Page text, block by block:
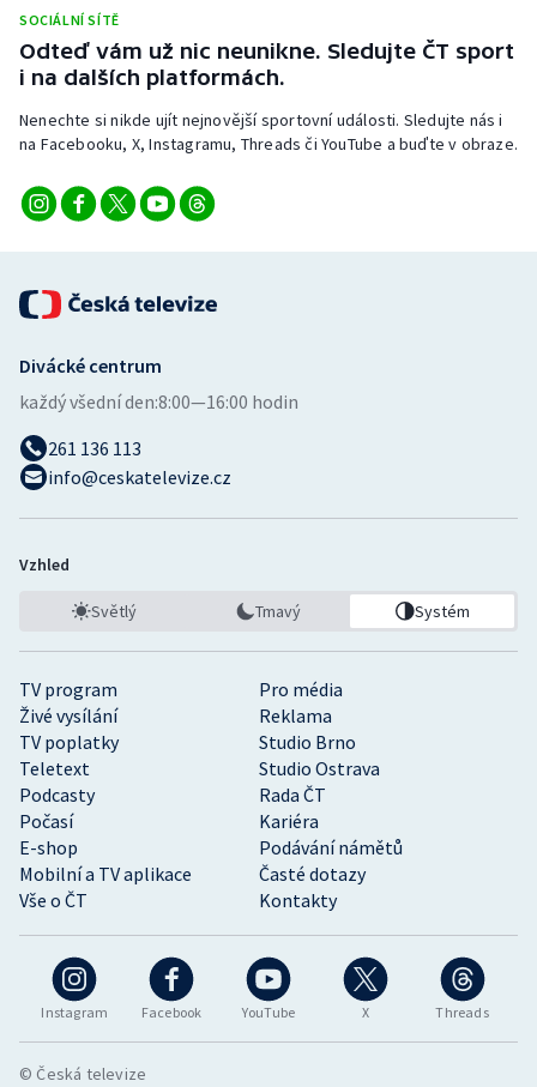
SOCIÁLNÍ SÍTĚ
Odteď vám už nic neunikne. Sledujte ČT sport
i na dalších platformách.
Nenechte si nikde ujít nejnovější sportovní události. Sledujte nás i
na Facebooku, X, Instagramu, Threads či YouTube a buďte v obraze.
Instagram Facebook YouTube X Threads
TV program
Pro média
Živé vysílání
Reklama
TV poplatky
Studio Brno
Teletext
Studio Ostrava
Podcasty
Rada ČT
Počasí
Kariéra
E-shop
Podávání námětů
Mobilní a TV aplikace
Časté dotazy
Vše o ČT
Kontakty
Divácké centrum
každý všední den:8:00—16:00 hodin
261 136 113
info@ceskatelevize.cz
Vzhled
Světlý Tmavý Systém
© Česká televize